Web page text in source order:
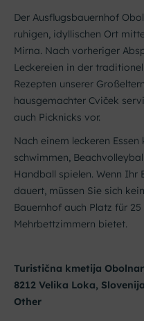
Der Ausflugsbauernhof
ruhigen, idyllischen Ort
Mirna. Nach vorheriger
Leckereien in der
Rezepten unserer
hausgemachter Cviček
auch Picknicks vor.
Nach einem leckeren
schwimmen,
Handball spielen. Wenn Ihr
dauert, müssen Sie sich
Bauernhof auch Platz für
Mehrbettzimmern bietet.
Turistična kmetija
8212 Velika Loka, Slovenija
Other